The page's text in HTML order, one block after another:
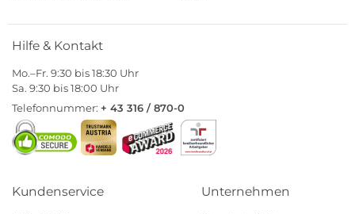
Hilfe & Kontakt
Mo.–Fr. 9:30 bis 18:30 Uhr
Sa. 9:30 bis 18:00 Uhr
Telefonnummer: + 43 316 / 870-0
Kundenservice Unternehmen